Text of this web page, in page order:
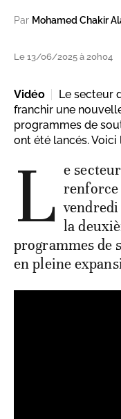
Par Mohamed Chakir
Le 13/06/2025 à 20h04
Vidéo
Le secteur
franchir une
programmes de
ont été lancés. Voici
L e
renforce
vendredi
la
programmes de
en pleine